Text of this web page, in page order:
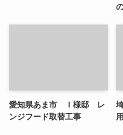
愛知県あま市 Ｉ様邸 レ
ンジフード取替工事